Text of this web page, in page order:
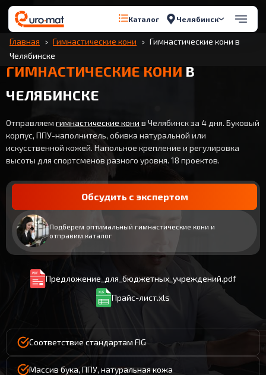
Каталог Челябинск
Главная Гимнастические кони
Гимнастические кони в
Челябинске
ГИМНАСТИЧЕСКИЕ КОНИ В
ЧЕЛЯБИНСКЕ
Отправляем гимнастические кони в Челябинск за 4 дня. Буковый
корпус, ППУ-наполнитель, обивка натуральной или
искусственной кожей. Напольное крепление и регулировка
высоты для спортсменов разного уровня. 18 проектов.
Обсудить с экспертом
Подберем оптимальный гимнастические кони и
отправим каталог
Предложение_для_бюджетных_учреждений.pdf
Прайс-лист.xls
Соответствие стандартам FIG
Массив бука, ППУ, натуральная кожа